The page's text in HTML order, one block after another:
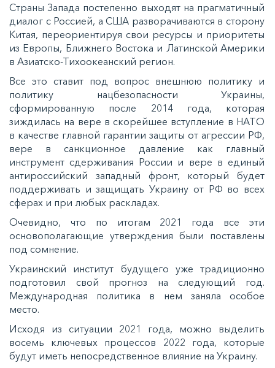
Страны Запада постепенно выходят на прагматичный
диалог с Россией, а США разворачиваются в сторону
Китая, переориентируя свои ресурсы и приоритеты
из Европы, Ближнего Востока и Латинской Америки
в Азиатско-Тихоокеанский регион.
Все это ставит под вопрос внешнюю политику и
политику нацбезопасности Украины,
сформированную после 2014 года, которая
зиждилась на вере в скорейшее вступление в НАТО
в качестве главной гарантии защиты от агрессии РФ,
вере в санкционное давление как главный
инструмент сдерживания России и вере в единый
антироссийский западный фронт, который будет
поддерживать и защищать Украину от РФ во всех
сферах и при любых раскладах.
Очевидно, что по итогам 2021 года все эти
основополагающие утверждения были поставлены
под сомнение.
Украинский институт будущего уже традиционно
подготовил свой
прогноз
на следующий год.
Международная политика в нем заняла особое
место.
Исходя из ситуации 2021 года, можно выделить
восемь ключевых процессов 2022 года, которые
будут иметь непосредственное влияние на Украину.